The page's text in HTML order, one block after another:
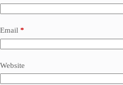
Email *
Website